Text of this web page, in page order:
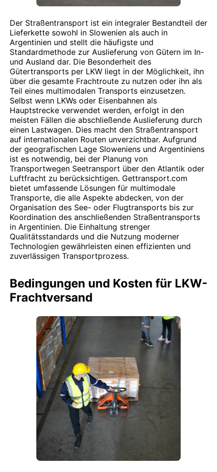
Der Straßentransport ist ein integraler Bestandteil der
Lieferkette sowohl in Slowenien als auch in
Argentinien und stellt die häufigste und
Standardmethode zur Auslieferung von Gütern im In-
und Ausland dar. Die Besonderheit des
Gütertransports per LKW liegt in der Möglichkeit, ihn
über die gesamte Frachtroute zu nutzen oder ihn als
Teil eines multimodalen Transports einzusetzen.
Selbst wenn LKWs oder Eisenbahnen als
Hauptstrecke verwendet werden, erfolgt in den
meisten Fällen die abschließende Auslieferung durch
einen Lastwagen. Dies macht den Straßentransport
auf internationalen Routen unverzichtbar. Aufgrund
der geografischen Lage Sloweniens und Argentiniens
ist es notwendig, bei der Planung von
Transportwegen Seetransport über den Atlantik oder
Luftfracht zu berücksichtigen. Gettransport.com
bietet umfassende Lösungen für multimodale
Transporte, die alle Aspekte abdecken, von der
Organisation des See- oder Flugtransports bis zur
Koordination des anschließenden Straßentransports
in Argentinien. Die Einhaltung strenger
Qualitätsstandards und die Nutzung moderner
Technologien gewährleisten einen effizienten und
zuverlässigen Transportprozess.
Bedingungen und Kosten für LKW-
Frachtversand